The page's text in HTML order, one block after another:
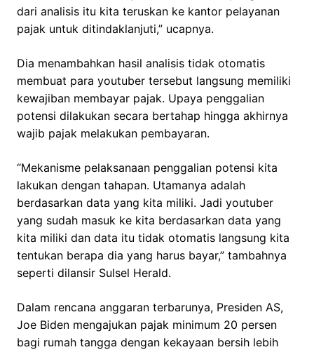
dari analisis itu kita teruskan ke kantor pelayanan
pajak untuk ditindaklanjuti,” ucapnya.
Dia menambahkan hasil analisis tidak otomatis
membuat para youtuber tersebut langsung memiliki
kewajiban membayar pajak. Upaya penggalian
potensi dilakukan secara bertahap hingga akhirnya
wajib pajak melakukan pembayaran.
“Mekanisme pelaksanaan penggalian potensi kita
lakukan dengan tahapan. Utamanya adalah
berdasarkan data yang kita miliki. Jadi youtuber
yang sudah masuk ke kita berdasarkan data yang
kita miliki dan data itu tidak otomatis langsung kita
tentukan berapa dia yang harus bayar,” tambahnya
seperti dilansir Sulsel Herald.
Dalam rencana anggaran terbarunya, Presiden AS,
Joe Biden mengajukan pajak minimum 20 persen
bagi rumah tangga dengan kekayaan bersih lebih